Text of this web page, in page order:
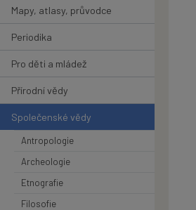
Mapy, atlasy, průvodce
Periodika
Pro děti a mládež
Přírodní vědy
Společenské vědy
Antropologie
Archeologie
Etnografie
Filosofie